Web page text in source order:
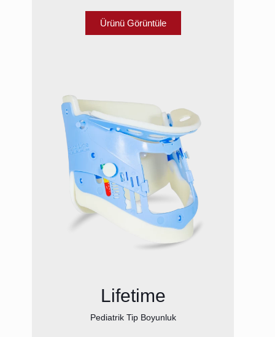
Ürünü Görüntüle
Lifetime
Pediatrik Tip Boyunluk